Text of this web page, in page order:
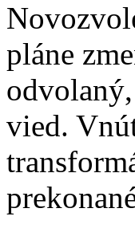
pláne
vied.